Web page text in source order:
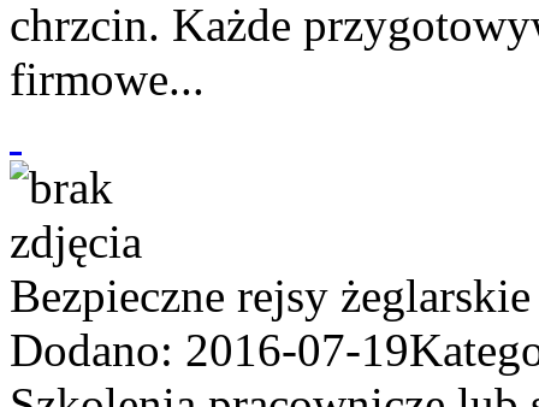
chrzcin. Każde
firmowe...
Bezpieczne rejsy
Dodano: 2016-07-19